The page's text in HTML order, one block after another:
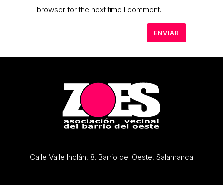
browser for the next time I comment.
Calle Valle Inclán, 8. Barrio del Oeste, Salamanca